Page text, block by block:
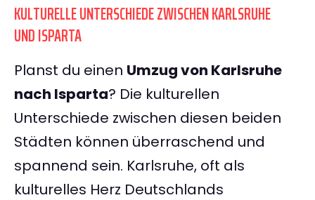
KULTURELLE UNTERSCHIEDE ZWISCHEN KARLSRUHE
UND ISPARTA
Planst du einen Umzug von Karlsruhe
nach Isparta? Die kulturellen
Unterschiede zwischen diesen beiden
Städten können überraschend und
spannend sein. Karlsruhe, oft als
kulturelles Herz Deutschlands